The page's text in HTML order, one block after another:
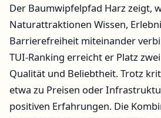
Der Baumwipfelpfad Harz zeigt,
Naturattraktionen Wissen,
Barrierefreiheit miteinander
TUI-Ranking erreicht er Platz
Qualität und Beliebtheit. Trotz
etwa zu Preisen oder
positiven Erfahrungen. Die